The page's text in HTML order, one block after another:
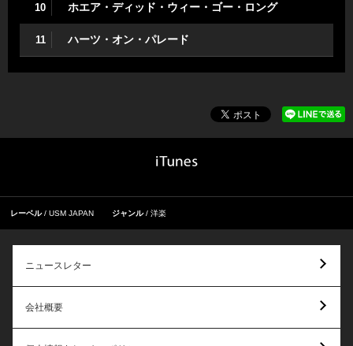
10 ホエア・ディッド・ウィー・ゴー・ロング
11 ハーツ・オン・パレード
レーベル USM JAPAN ジャンル 洋楽
ニュースレター
会社概要